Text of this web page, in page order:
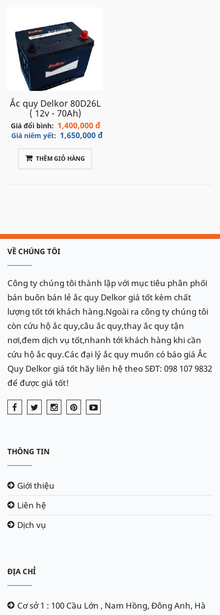
Ắc quy Delkor 80D26L
( 12v - 70Ah)
Giá đổi bình: 1,400,000 đ
Giá niêm yết: 1,650,000 đ
THÊM GIỎ HÀNG
VỀ CHÚNG TÔI
Công ty chúng tôi thành lập với mục tiêu phân phối
bán buôn bán lẻ ắc quy Delkor giá tốt kèm chất
lượng tốt tới khách hàng.Ngoài ra công ty chúng tôi
còn cứu hộ ắc quy,câu ắc quy,thay ắc quy tận
nơi,đem dịch vụ tốt,nhanh tới khách hàng khi cần
cứu hộ ắc quy.Các đại lý ắc quy muốn có báo giá Ắc
Quy Delkor giá tốt hãy liên hệ theo SĐT: 098 107 9832
để được giá tốt!
THÔNG TIN
Giới thiệu
Liên hệ
Dịch vụ
ĐỊA CHỈ
Cơ sở 1 : 100 Cầu Lớn , Nam Hồng, Đông Anh, Hà